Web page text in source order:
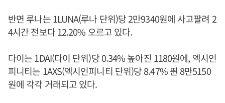
반면 루나는 1LUNA(루나 단위)당 2만9340원에 사고팔려 2
4시간 전보다 12.20% 오르고 있다.
다이는 1DAI(다이 단위)당 0.34% 높아진 1180원에, 엑시인
피니티는 1AXS(엑시인피니티 단위)당 8.47% 뛴 8만5150
원에 각각 거래되고 있다.